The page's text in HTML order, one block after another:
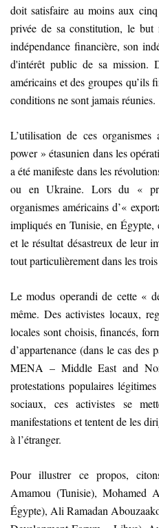
doit satisfaire au moins aux
privée de sa constitution, le
indépendance financière, son
d'intérêt public de sa mission.
américains et des groupes qu’ils
conditions ne sont jamais réunies.
L’utilisation de ces
power » étasunien dans les
a été manifeste dans les
ou en Ukraine. Lors du «
organismes américains d’«
impliqués en Tunisie, en
et le résultat désastreux de leur
tout particulièrement dans les
Le modus operandi de cette «
même. Des activistes locaux,
locales sont choisis, financés,
d’appartenance (dans le cas des
MENA – Middle East and
protestations populaires
sociaux, ces activistes se
manifestations et tentent de les
à l’étranger.
Pour illustrer ce propos,
Amamou (Tunisie),
Égypte), Ali Ramadan